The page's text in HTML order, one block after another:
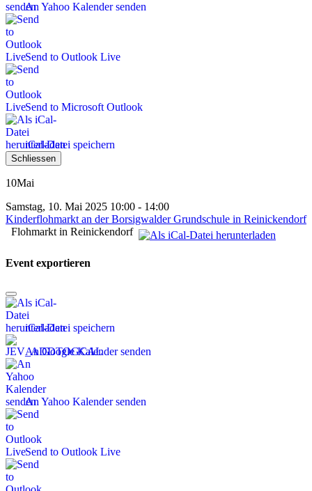
An Yahoo Kalender senden
Send to Outlook Live
Send to Microsoft Outlook
iCal-Datei speichern
Schliessen
10Mai
Samstag, 10. Mai 2025 10:00 - 14:00
Kinderflohmarkt an der Borsigwalder Grundschule in Reinickendorf
Flohmarkt in Reinickendorf
Event exportieren
iCal-Datei speichern
An Google Kalender senden
An Yahoo Kalender senden
Send to Outlook Live